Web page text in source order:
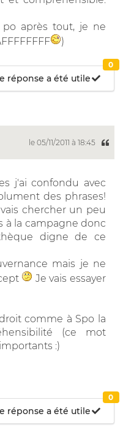
après tout, je ne
)
réponse a été utile
0
le 05/11/2011 à 18:45
j'ai confondu avec
des phrases!
chercher un peu
à la campagne donc
digne de ce
mais je ne
Je vais essayer
comme à Spo la
(ce mot
:)
réponse a été utile
0